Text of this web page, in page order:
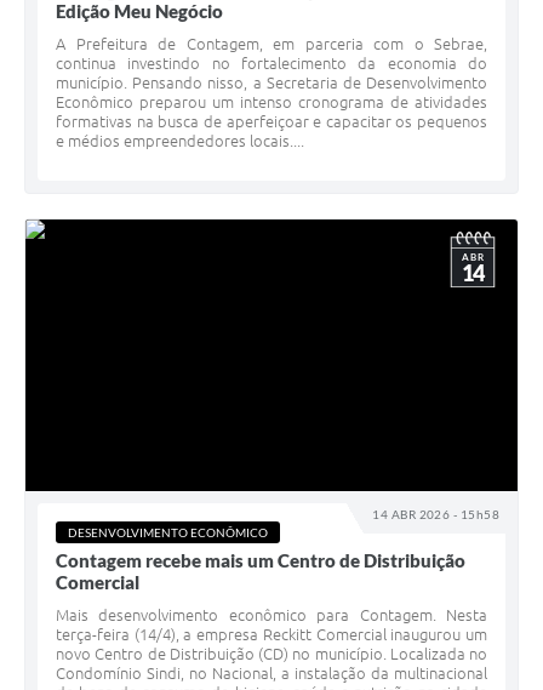
Edição Meu Negócio
A Prefeitura de Contagem, em parceria com o Sebrae,
continua investindo no fortalecimento da economia do
município. Pensando nisso, a Secretaria de Desenvolvimento
Econômico preparou um intenso cronograma de atividades
formativas na busca de aperfeiçoar e capacitar os pequenos
e médios empreendedores locais....
14 ABR 2026 - 15h58
ABR
14
DESENVOLVIMENTO ECONÔMICO
Contagem recebe mais um Centro de Distribuição
Comercial
Mais desenvolvimento econômico para Contagem. Nesta
terça-feira (14/4), a empresa Reckitt Comercial inaugurou um
novo Centro de Distribuição (CD) no município. Localizada no
Condomínio Sindi, no Nacional, a instalação da multinacional